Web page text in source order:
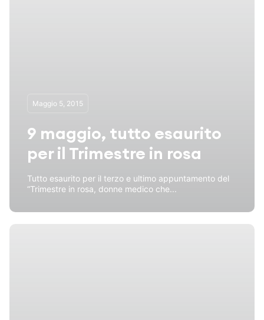
Maggio 5, 2015
9 maggio, tutto esaurito
per il Trimestre in rosa
Tutto esaurito per il terzo e ultimo appuntamento del
“Trimestre in rosa, donne medico che...